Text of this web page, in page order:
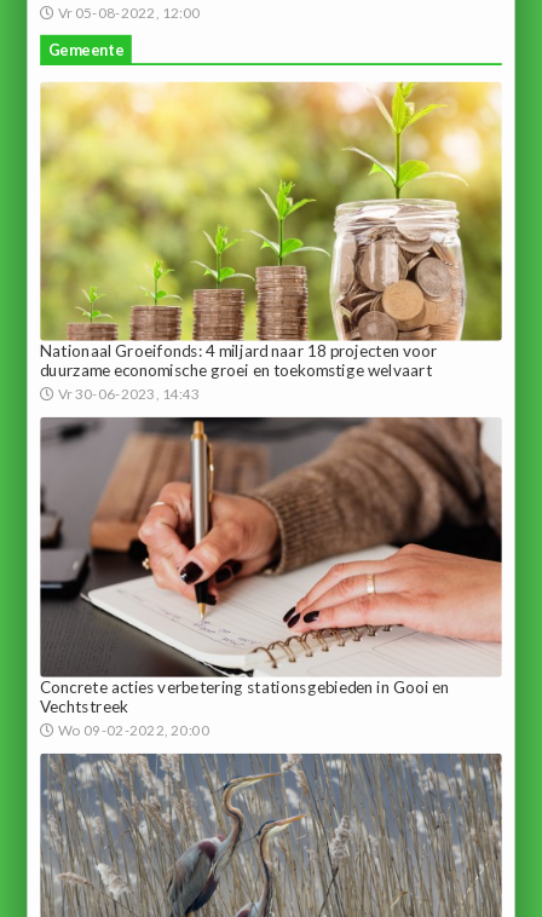
Vr 05-08-2022, 12:00
Gemeente
Nationaal Groeifonds: 4 miljard naar 18 projecten voor
duurzame economische groei en toekomstige welvaart
Vr 30-06-2023, 14:43
Concrete acties verbetering stationsgebieden in Gooi en
Vechtstreek
Wo 09-02-2022, 20:00